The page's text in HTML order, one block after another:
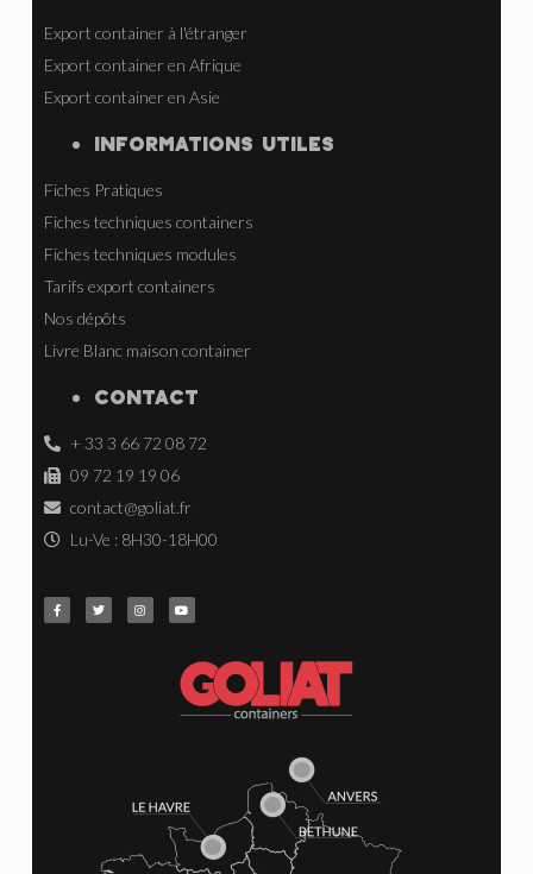
Export container à l'étranger
Export container en Afrique
Export container en Asie
INFORMATIONS UTILES
Fiches Pratiques
Fiches techniques containers
Fiches techniques modules
Tarifs export containers
Nos dépôts
Livre Blanc maison container
CONTACT
+ 33 3 66 72 08 72
09 72 19 19 06
contact@goliat.fr
Lu-Ve : 8H30-18H00